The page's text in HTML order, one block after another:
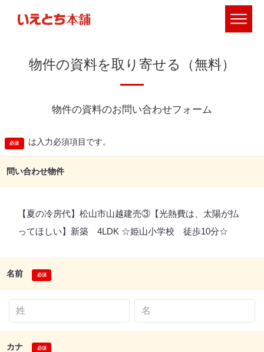
物件の資料を取り寄せる（無料）
物件の資料のお問い合わせフォーム
は入力必須項目です。
問い合わせ物件
【夏の冷房代】松山市山越建売③【光熱費は、太陽が払
ってほしい】新築 4LDK ☆姫山小学校 徒歩10分☆
名前
カナ